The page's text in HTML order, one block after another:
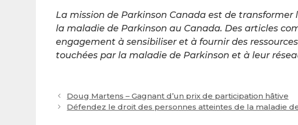
La mission de Parkinson Canada est de transformer
la maladie de Parkinson au Canada. Des articles
engagement à sensibiliser et à fournir des
touchées par la maladie de Parkinson et à leur
Post
navigation
Doug Martens – Gagnant d’un prix de participation hâtive
Défendez le droit des personnes atteintes de la maladie